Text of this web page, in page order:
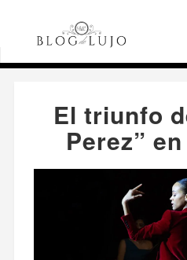
Página principal
“Emilia Perez” en Cannes
El triunfo
Perez”